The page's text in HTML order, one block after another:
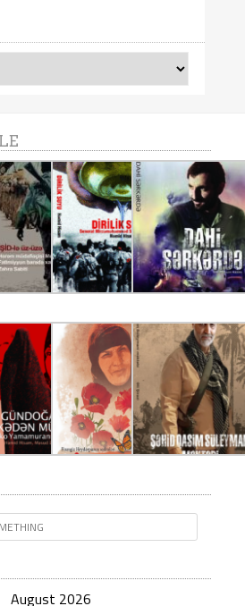
August 2026